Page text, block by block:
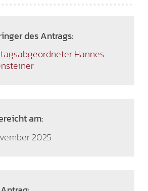
des Antrags:
Hannes
am:
2025